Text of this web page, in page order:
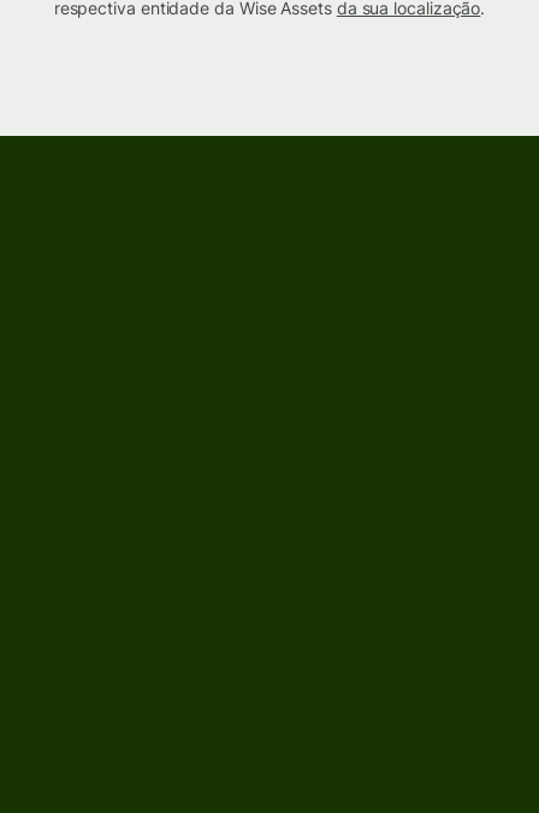
respectiva entidade da Wise Assets da sua localização.